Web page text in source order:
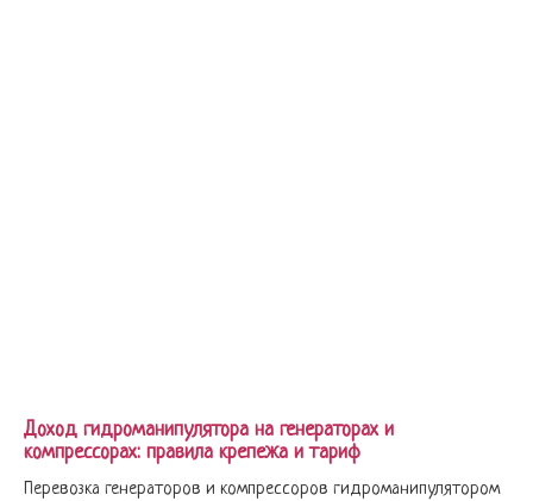
Доход гидроманипулятора на генераторах и
компрессорах: правила крепежа и тариф
Перевозка генераторов и компрессоров гидроманипулятором